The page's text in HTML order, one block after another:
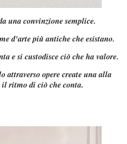
una convinzione semplice.
d'arte più antiche che esistano.
e si custodisce ciò che ha valore.
attraverso opere create una alla
il ritmo di ciò che conta.